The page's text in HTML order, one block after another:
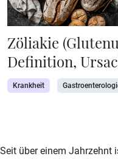
Zöliakie
Definition,
Krankheit
zur DocFinder-Startseite
logo icon
Seit über einem Jahrzehnt